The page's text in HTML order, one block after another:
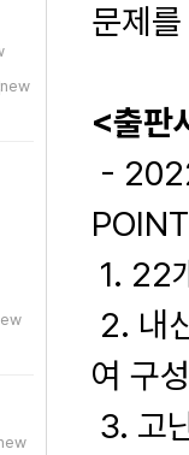
문제
<출판
-
1. 22
2. 내
여 구
3. 고